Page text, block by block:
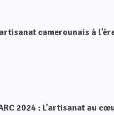
camerounais à
2024 : L’artisanat au